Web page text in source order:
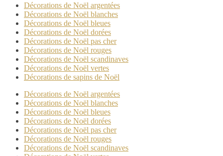
Décorations de Noël argentées
Décorations de Noël blanches
Décorations de Noël bleues
Décorations de Noël dorées
Décorations de Noël pas cher
Décorations de Noël rouges
Décorations de Noël scandinaves
Décorations de Noël vertes
Décorations de sapins de Noël
Décorations de Noël argentées
Décorations de Noël blanches
Décorations de Noël bleues
Décorations de Noël dorées
Décorations de Noël pas cher
Décorations de Noël rouges
Décorations de Noël scandinaves